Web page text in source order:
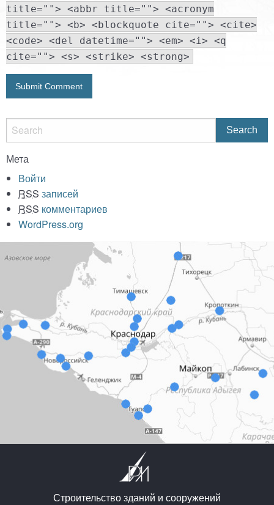
title=""> <abbr title=""> <acronym
title=""> <b> <blockquote cite=""> <cite>
<code> <del datetime=""> <em> <i> <q
cite=""> <s> <strike> <strong>
Мета
Войти
RSS записей
RSS комментариев
WordPress.org
Строительство зданий и сооружений